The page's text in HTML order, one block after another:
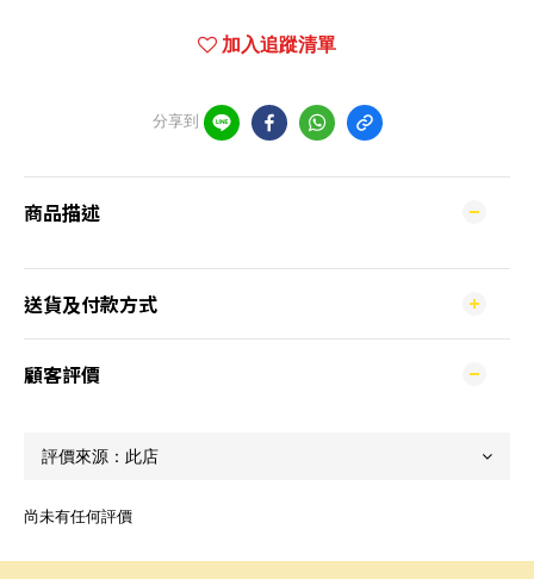
加入追蹤清單
分享到
商品描述
送貨及付款方式
顧客評價
尚未有任何評價